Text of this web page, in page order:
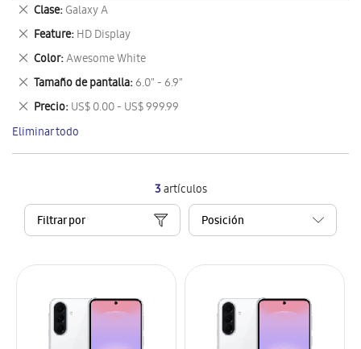
3artículos
Filtrar por
Clase Galaxy A
Eliminar
este
artículo
Feature HD Display
Eliminar
este
artículo
Color Awesome White
Eliminar
este
artículo
Tamaño de pantalla 6.0" - 6.9"
Eliminar
este
artículo
Precio US$ 0.00 - US$ 999.99
Eliminar
este
artículo
Eliminar todo